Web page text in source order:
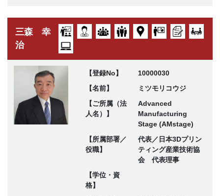
三森 幸
治
【登録No】
10000030
【名前】
ミツモリコウジ
【ご所属（法
人名）】
Advanced
Manufacturing
Stage (AMstage)
【所属部署／
役職】
代表／日本3Dプリン
ティング産業技術協
会 代表理事
【学位・資
格】